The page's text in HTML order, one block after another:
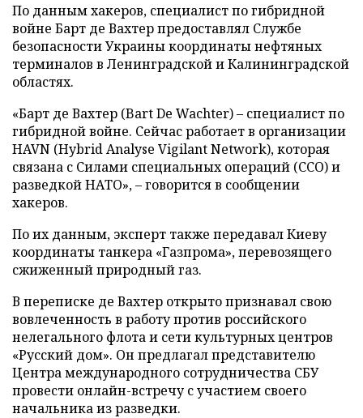
По данным хакеров, специалист по гибридной
войне Барт де Вахтер предоставлял Службе
безопасности Украины координаты нефтяных
терминалов в Ленинградской и Калининградской
областях.
«Барт де Вахтер (Bart De Wachter) – специалист по
гибридной войне. Сейчас работает в организации
HAVN (Hybrid Analyse Vigilant Network), которая
связана с Силами специальных операций (ССО) и
разведкой НАТО», – говорится в сообщении
хакеров.
По их данным, эксперт также передавал Киеву
координаты танкера «Газпрома», перевозящего
сжиженный природный газ.
В переписке де Вахтер открыто признавал свою
вовлеченность в работу против российского
нелегального флота и сети культурных центров
«Русский дом». Он предлагал представителю
Центра международного сотрудничества СБУ
провести онлайн-встречу с участием своего
начальника из разведки.